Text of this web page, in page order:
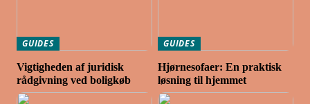
GUIDES
Vigtigheden af juridisk
rådgivning ved boligkøb
GUIDES
Hjørnesofaer: En praktisk
løsning til hjemmet